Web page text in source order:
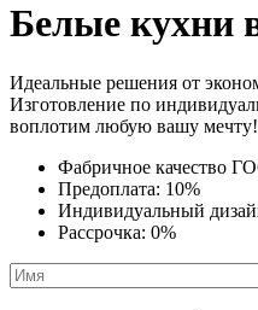
Белые кухни
Идеальные решения от
Изготовление по
воплотим любую вашу мечту!
Фабричное качество
Предоплата: 10%
Индивидуальный
Рассрочка: 0%